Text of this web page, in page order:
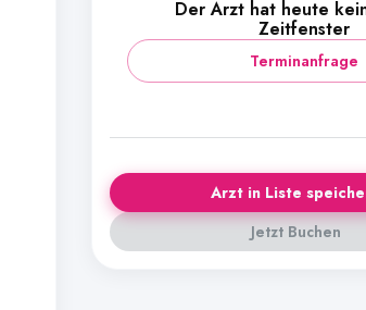
Der Arzt hat heute
Zeitfenster
Terminanfrage
Arzt in Liste
Jetzt Buchen